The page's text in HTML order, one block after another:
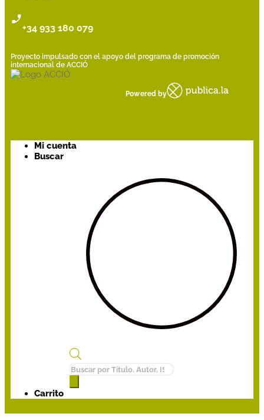
+34 933 180 079
Proyecto impulsado con el apoyo del programa de promoción
internacional de ACCIÓ
Powered by
Mi cuenta
Buscar
Búsqueda
de
productos
Carrito